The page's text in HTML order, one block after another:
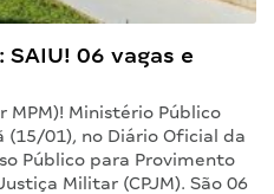
06 vagas e
Ministério Público
01), no Diário Oficial da
Público para Provimento
Militar (CPJM). São 06